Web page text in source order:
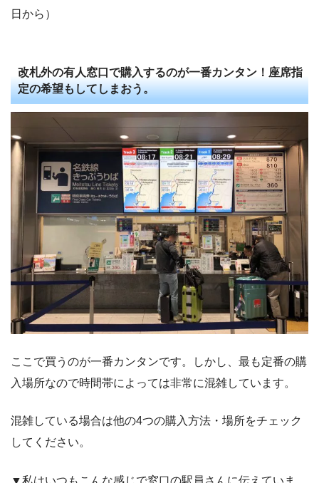
日から）
改札外の有人窓口で購入するのが一番カンタン！座席指
定の希望もしてしまおう。
ここで買うのが一番カンタンです。しかし、最も定番の購
入場所なので時間帯によっては非常に混雑しています。
混雑している場合は他の4つの購入方法・場所をチェック
してください。
▼私はいつもこんな感じで窓口の駅員さんに伝えていま